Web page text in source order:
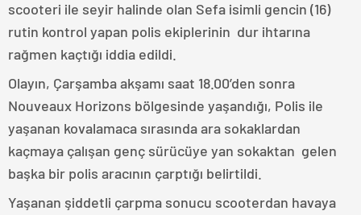
scooteri ile seyir halinde olan Sefa isimli gencin (16)
rutin kontrol yapan polis ekiplerinin dur ihtarına
rağmen kaçtığı iddia edildi.
Olayın, Çarşamba akşamı saat 18.00’den sonra
Nouveaux Horizons bölgesinde yaşandığı, Polis ile
yaşanan kovalamaca sırasında ara sokaklardan
kaçmaya çalışan genç sürücüye yan sokaktan gelen
başka bir polis aracının çarptığı belirtildi.
Yaşanan şiddetli çarpma sonucu scooterdan havaya